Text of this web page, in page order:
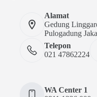
Alamat
Gedung
Pulogadung
Telepon
021 47862224
WA Center 1